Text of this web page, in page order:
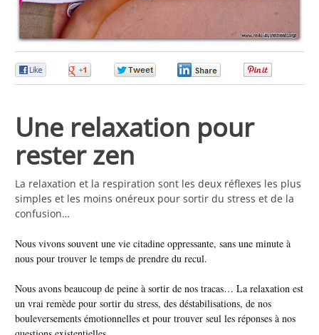
Une relaxation pour
rester zen
La relaxation et la respiration sont les deux réflexes les plus
simples et les moins onéreux pour sortir du stress et de la
confusion…
Nous vivons souvent une vie citadine oppressante, sans une minute à
nous pour trouver le temps de prendre du recul.
Nous avons beaucoup de peine à sortir de nos tracas… La relaxation est
un vrai remède pour sortir du stress, des déstabilisations, de nos
bouleversements émotionnelles et pour trouver seul les réponses à nos